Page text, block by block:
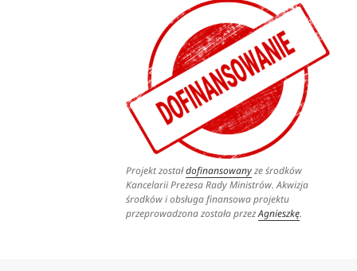
Projekt zostałdofinansowanyze środków
Kancelarii Prezesa Rady Ministrów. Akwizja
środków i obsługa finansowa projektu
przeprowadzona została przezAgnieszkę.